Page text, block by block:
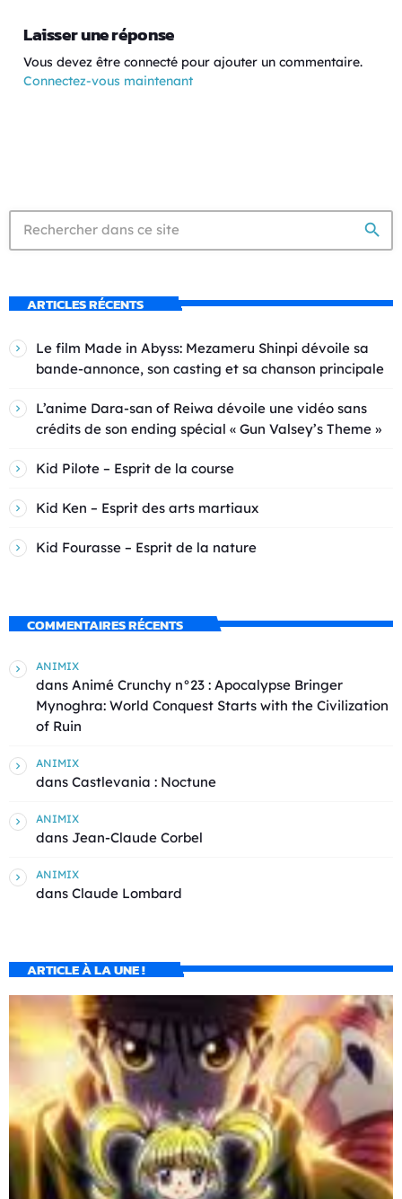
Laisser une réponse
Vous devez être connecté pour ajouter un commentaire.
Connectez-vous maintenant
search
ARTICLES RÉCENTS
Le film Made in Abyss: Mezameru Shinpi dévoile sa
bande-annonce, son casting et sa chanson principale
L’anime Dara-san of Reiwa dévoile une vidéo sans
crédits de son ending spécial « Gun Valsey’s Theme »
Kid Pilote – Esprit de la course
Kid Ken – Esprit des arts martiaux
Kid Fourasse – Esprit de la nature
COMMENTAIRES RÉCENTS
ANIMIX
dans Animé Crunchy n°23 : Apocalypse Bringer
Mynoghra: World Conquest Starts with the Civilization
of Ruin
ANIMIX
dans Castlevania : Noctune
ANIMIX
dans Jean-Claude Corbel
ANIMIX
dans Claude Lombard
ARTICLE À LA UNE !